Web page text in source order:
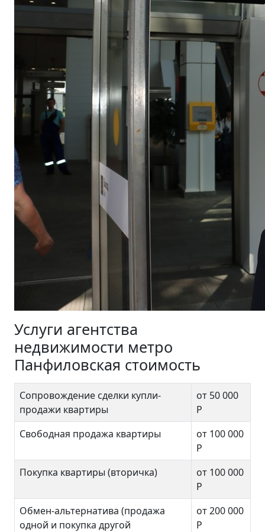
Услуги агентства
недвижимости метро
Панфиловская стоимость
Сопровождение сделки купли-
продажи квартиры
от 50 000
Р
Свободная продажа квартиры
от 100 000
Р
Покупка квартиры (вторичка)
от 100 000
Р
Обмен-альтернатива (продажа
одной и покупка другой
от 200 000
Р